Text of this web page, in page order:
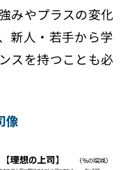
みやプラスの変化
新人・若手から学
スを持つことも必
像